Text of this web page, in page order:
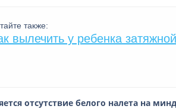
также:
вылечить у ребенка
отсутствие белого налета на